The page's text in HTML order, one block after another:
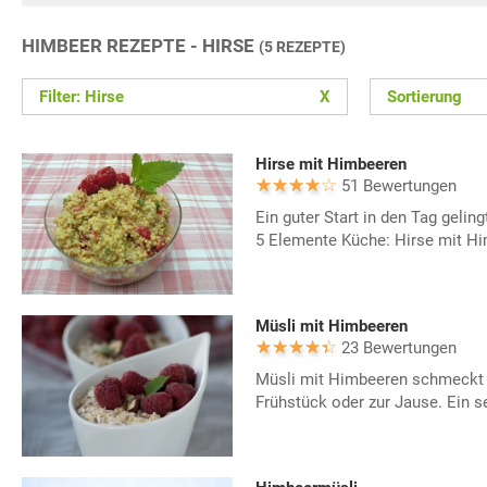
HIMBEER REZEPTE - HIRSE (5 REZEPTE)
Filter: Hirse X Sortierung
Hirse mit Himbeeren
51 Bewertungen
Ein guter Start in den Tag
5 Elemente Küche: Hirse mit
Müsli mit Himbeeren
23 Bewertungen
Müsli mit Himbeeren schmeckt
Frühstück oder zur Jause. Ein